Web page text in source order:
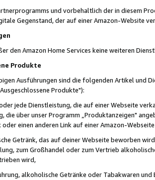
und vorbehaltlich der in diesem
Gegenstand, der auf einer Amazon-Website
den Amazon Home Services keine weiteren
Produkte
Ausführungen sind die folgenden Artikel und
Produkte"):
jede Dienstleistung, die auf einer Webseite
die über unser Programm „Produktanzeigen"
oder einen anderen Link auf einer Amazon-
Getränk, das auf deiner Webseite beworben
zum Großhandel oder zum Vertrieb
wird,
alkoholische Getränke oder Tabakwaren